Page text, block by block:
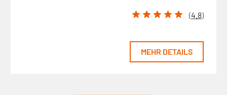
(4.8)
MEHR DETAILS